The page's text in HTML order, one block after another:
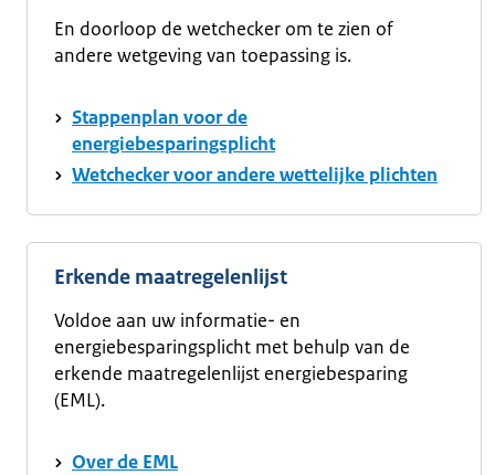
En doorloop de wetchecker om te zien of
andere wetgeving van toepassing is.
Stappenplan voor de
energiebesparingsplicht
Wetchecker voor andere wettelijke plichten
Erkende maatregelenlijst
Voldoe aan uw informatie- en
energiebesparingsplicht met behulp van de
erkende maatregelenlijst energiebesparing
(EML).
Over de EML